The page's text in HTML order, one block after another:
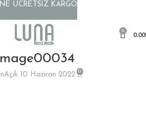
0 0.00
Açık 10 Haziran 2022 0
ÜCRETSİZ KARGO